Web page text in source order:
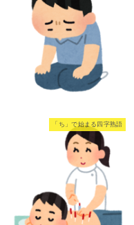
「ち」で始まる四字熟語